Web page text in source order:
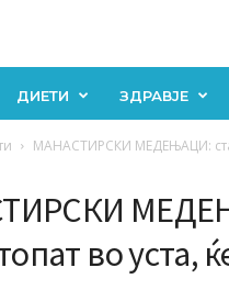
ДИЕТИ ЗДРАВЈЕ
МАНАСТИРСКИ МЕДЕЊАЦИ:
во уста,